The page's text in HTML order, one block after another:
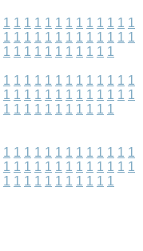
1 1 1 1 1 1 1 1 1 1 1 1 1
1 1 1 1 1 1 1 1 1 1 1 1 1
1 1 1 1 1 1 1 1 1 1 1
1 1 1 1 1 1 1 1 1 1 1 1 1
1 1 1 1 1 1 1 1 1 1 1 1 1
1 1 1 1 1 1 1 1 1 1 1
1 1 1 1 1 1 1 1 1 1 1 1 1
1 1 1 1 1 1 1 1 1 1 1 1 1
1 1 1 1 1 1 1 1 1 1 1